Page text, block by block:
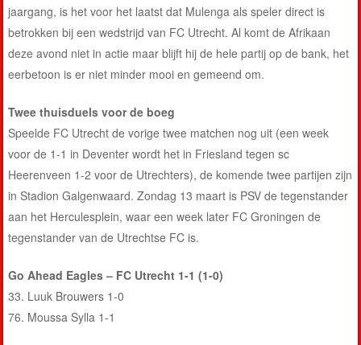
jaargang, is het voor het laatst dat Mulenga als speler direct is
betrokken bij een wedstrijd van FC Utrecht. Al komt de Afrikaan
deze avond niet in actie maar blijft hij de hele partij op de bank, het
eerbetoon is er niet minder mooi en gemeend om.
Twee thuisduels voor de boeg
Speelde FC Utrecht de vorige twee matchen nog uit (een week
voor de 1-1 in Deventer wordt het in Friesland tegen sc
Heerenveen 1-2 voor de Utrechters), de komende twee partijen zijn
in Stadion Galgenwaard. Zondag 13 maart is PSV de tegenstander
aan het Herculesplein, waar een week later FC Groningen de
tegenstander van de Utrechtse FC is.
Go Ahead Eagles – FC Utrecht 1-1 (1-0)
33. Luuk Brouwers 1-0
76. Moussa Sylla 1-1